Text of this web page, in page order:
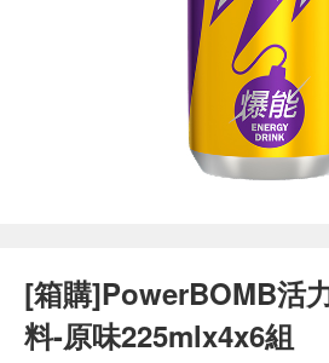
[箱購]PowerBOMB活
料-原味225mlx4x6組